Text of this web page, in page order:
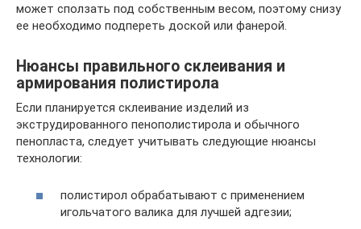
может сползать под собственным весом, поэтому снизу
ее необходимо подпереть доской или фанерой.
Нюансы правильного склеивания и
армирования полистирола
Если планируется склеивание изделий из
экструдированного пенополистирола и обычного
пенопласта, следует учитывать следующие нюансы
технологии:
полистирол обрабатывают с применением
игольчатого валика для лучшей адгезии;